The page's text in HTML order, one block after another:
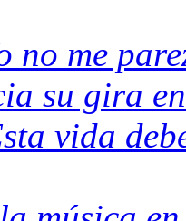
no me
su gira
vida